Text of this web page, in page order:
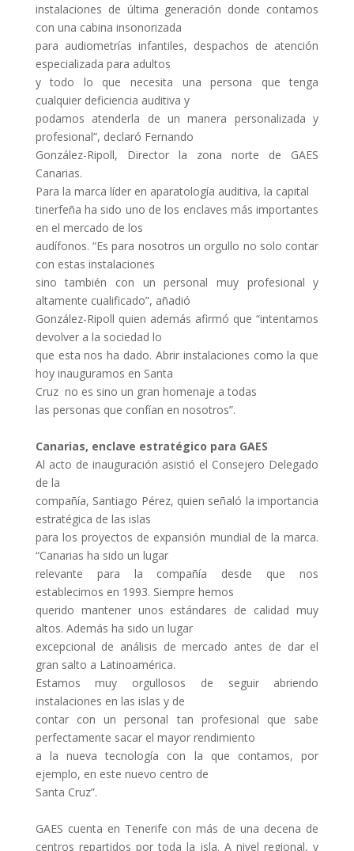
instalaciones de última generación donde contamos
con una cabina insonorizada
para audiometrías infantiles, despachos de atención
especializada para adultos
y todo lo que necesita una persona que tenga
cualquier deficiencia auditiva y
podamos atenderla de un manera personalizada y
profesional”, declaró Fernando
González-Ripoll, Director la zona norte de GAES
Canarias.
Para la marca líder en aparatología auditiva, la capital
tinerfeña ha sido uno de los enclaves más importantes
en el mercado de los
audífonos. “Es para nosotros un orgullo no solo contar
con estas instalaciones
sino también con un personal muy profesional y
altamente cualificado”, añadió
González-Ripoll quien además afirmó que “intentamos
devolver a la sociedad lo
que esta nos ha dado. Abrir instalaciones como la que
hoy inauguramos en Santa
Cruz no es sino un gran homenaje a todas
las personas que confían en nosotros”.
Canarias, enclave estratégico para GAES
Al acto de inauguración asistió el Consejero Delegado
de la
compañía, Santiago Pérez, quien señaló la importancia
estratégica de las islas
para los proyectos de expansión mundial de la marca.
“Canarias ha sido un lugar
relevante para la compañía desde que nos
establecimos en 1993. Siempre hemos
querido mantener unos estándares de calidad muy
altos. Además ha sido un lugar
excepcional de análisis de mercado antes de dar el
gran salto a Latinoamérica.
Estamos muy orgullosos de seguir abriendo
instalaciones en las islas y de
contar con un personal tan profesional que sabe
perfectamente sacar el mayor rendimiento
a la nueva tecnología con la que contamos, por
ejemplo, en este nuevo centro de
Santa Cruz”.
GAES cuenta en Tenerife con más de una decena de
centros repartidos por toda la isla. A nivel regional, y